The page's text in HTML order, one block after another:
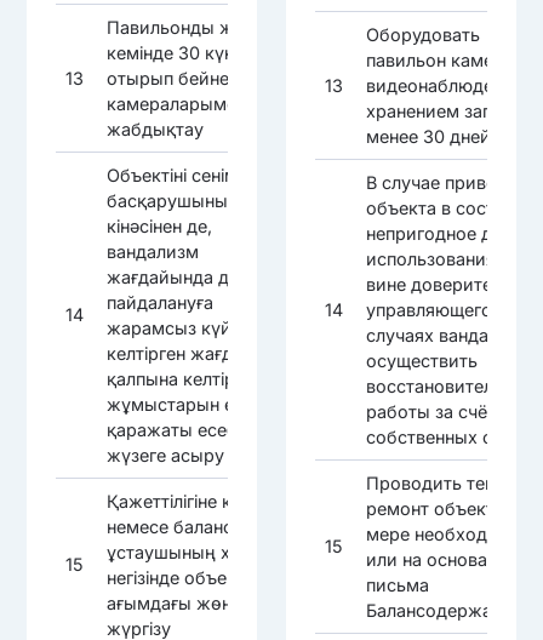
13
Павильонды жазбаны
кемінде 30 күн сақтай
отырып бейнебақылау
камераларымен
жабдықтау
14
Объектіні сенімгерлік
басқарушының
кінәсінен де,
вандализм
жағдайында да
пайдалануға
жарамсыз күйге
келтірген жағдайда
қалпына келтіру
жұмыстарын өз
қаражаты есебінен
жүзеге асыру
15
Қажеттілігіне қарай
немесе баланс
ұстаушының хаты
негізінде объектіге
ағымдағы жөндеу
жүргізу
13
Оборудовать
павильон камерами
видеонаблюдения с
хранением записи
менее 30 дней
14
В случае
объекта в
непригодное для
использования, как
вине
управляющего, так
случаях
осуществить
восстановительные
работы за счёт
собственных
15
Проводить текущий
ремонт объекта по
мере
или на основании
письма
Балансодержателя